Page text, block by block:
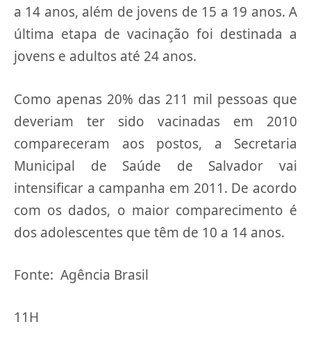
a 14 anos, além de jovens de 15 a 19 anos. A
última etapa de vacinação foi destinada a
jovens e adultos até 24 anos.
Como apenas 20% das 211 mil pessoas que
deveriam ter sido vacinadas em 2010
compareceram aos postos, a Secretaria
Municipal de Saúde de Salvador vai
intensificar a campanha em 2011. De acordo
com os dados, o maior comparecimento é
dos adolescentes que têm de 10 a 14 anos.
Fonte: Agência Brasil
11H